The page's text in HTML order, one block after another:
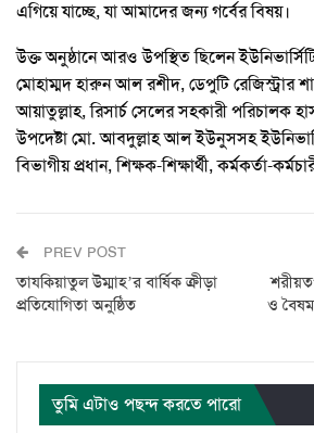
এগিয়ে যাচ্ছে, যা আমাদের জন্য গর্বের বিষয়।
উক্ত অনুষ্ঠানে আরও উপস্থিত ছিলেন
মোহাম্মদ হারুন আল রশীদ, ডেপুটি রেজিস্ট্রার
আয়াতুল্লাহ, রিসার্চ সেলের সহকারী পরিচালক
উপদেষ্টা মো. আবদুল্লাহ আল ইউনুসসহ
বিভাগীয় প্রধান, শিক্ষক-শিক্ষার্থী, কর্মকর্তা-
PREV POST
তাযকিয়াতুল উম্মাহ’র বার্ষিক ক্রীড়া
প্রতিযোগিতা অনুষ্ঠিত
ও
তুমি এটাও পছন্দ করতে পারো